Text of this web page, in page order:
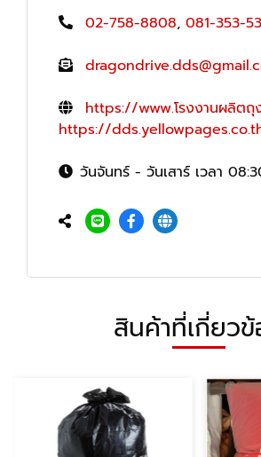
02-758-8808, 081-353-
https://www.โรงงานผลิตถุ
https://
วันจันทร์ - วันเสาร์ เวลา
สินค้าที่เกี่ยว